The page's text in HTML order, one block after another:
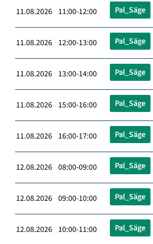
11.08.2026 11:00-12:00 Pal_Säge
11.08.2026 12:00-13:00 Pal_Säge
11.08.2026 13:00-14:00 Pal_Säge
11.08.2026 15:00-16:00 Pal_Säge
11.08.2026 16:00-17:00 Pal_Säge
12.08.2026 08:00-09:00 Pal_Säge
12.08.2026 09:00-10:00 Pal_Säge
12.08.2026 10:00-11:00 Pal_Säge